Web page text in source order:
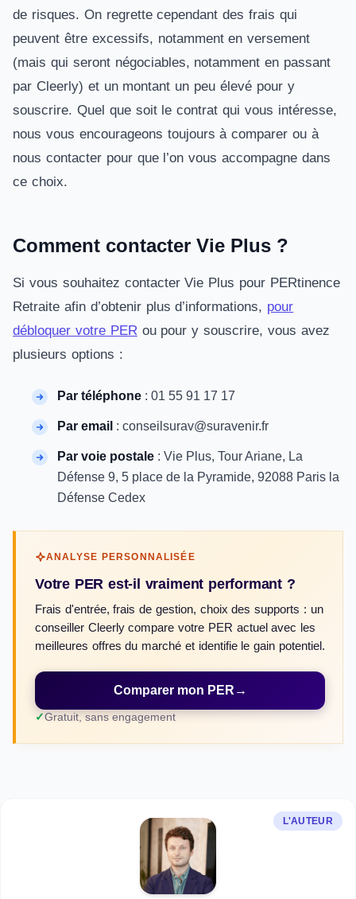
de risques. On regrette cependant des frais qui
peuvent être excessifs, notamment en versement
(mais qui seront négociables, notamment en passant
par Cleerly) et un montant un peu élevé pour y
souscrire. Quel que soit le contrat qui vous intéresse,
nous vous encourageons toujours à comparer ou à
nous contacter pour que l’on vous accompagne dans
ce choix.
Comment contacter Vie Plus ?
Si vous souhaitez contacter Vie Plus pour PERtinence
Retraite afin d’obtenir plus d’informations, pour
débloquer votre PERou pour y souscrire, vous avez
plusieurs options :
Par téléphone : 01 55 91 17 17
Par email : conseilsurav@suravenir.fr
Par voie postale : Vie Plus, Tour Ariane, La
Défense 9, 5 place de la Pyramide, 92088 Paris la
Défense Cedex
ANALYSE PERSONNALISÉE
Votre PER est-il vraiment performant ?
Frais d'entrée, frais de gestion, choix des supports : un
conseiller Cleerly compare votre PER actuel avec les
meilleures offres du marché et identifie le gain potentiel.
Comparer mon PER →
Gratuit, sans engagement
L'AUTEUR